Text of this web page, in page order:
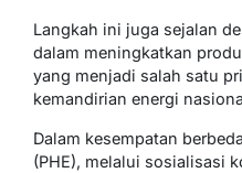
Langkah ini juga sejalan
dalam meningkatkan
yang menjadi salah satu
kemandirian energi
Dalam kesempatan
(PHE), melalui sosialisasi